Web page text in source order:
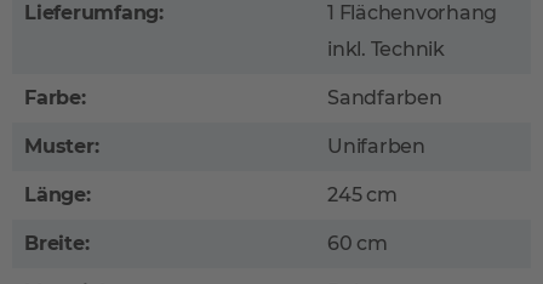
Lieferumfang:
1 Flächenvorhang
inkl. Technik
Farbe: Sandfarben
Muster: Unifarben
Länge: 245 cm
Breite: 60 cm